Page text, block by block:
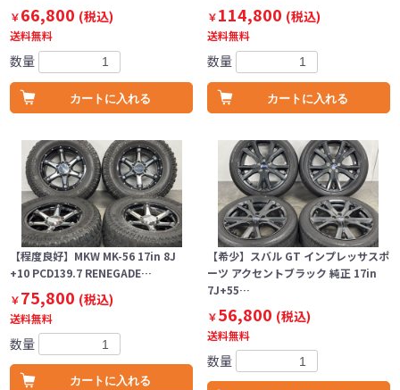
￥66,800 (税込)
送料無料
数量
カートに入れる
￥114,800 (税込)
送料無料
数量
カートに入れる
【程度良好】MKW MK-56 17in 8J
+10 PCD139.7 RENEGADE…
￥75,800 (税込)
送料無料
数量
カートに入れる
【希少】スバル GT インプレッサスポ
ーツ アクセントブラック 純正 17in
7J+55…
￥56,800 (税込)
送料無料
数量